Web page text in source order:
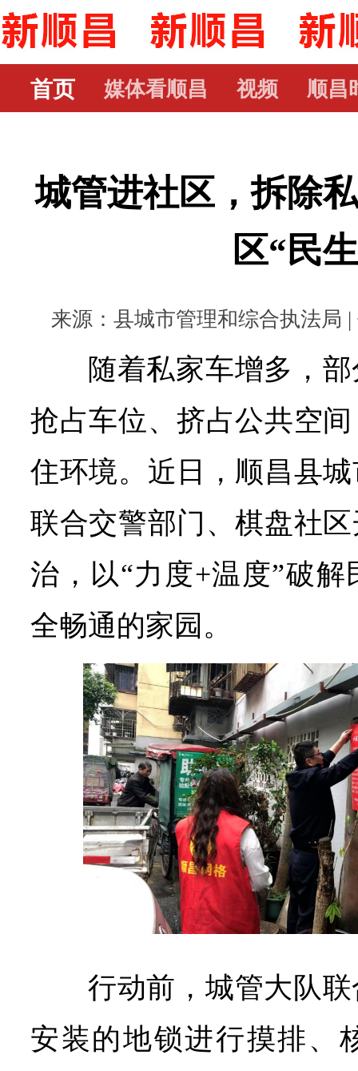
首页 媒体看顺昌 视频 顺昌
城管进社区，拆除
区“民
来源：县城市管理和综合执法局 |
随着私家车增多，
抢占车位、挤占公共空
住环境。近日，顺昌县
联合交警部门、棋盘社
治，以“力度+温度”破
全畅通的家园。
行动前，城管大队
安装的地锁进行摸排、